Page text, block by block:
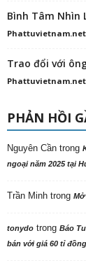
Bình Tâm Nhìn
Phattuvietnam.net
Trao đổi với
Phattuvietnam.net
PHẢN HỒI
Nguyên Cần trong
ngoại năm 2025 tại
Trần Minh trong
tonydo trong Báo
bán với giá 60 tỉ